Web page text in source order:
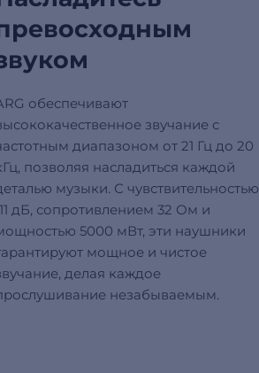
обеспечивают
звучание с
диапазоном от 21 Гц до 20
позволяя насладиться каждой
музыки. С чувствительностью
дБ, сопротивлением 32 Ом и
5000 мВт, эти наушники
мощное и чистое
делая каждое
незабываемым.